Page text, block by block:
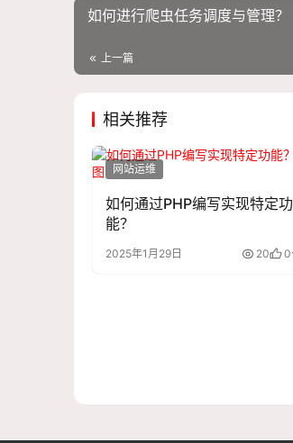
如何进行爬虫任务调度与管理？
上一篇
相关推荐
网站运维
如何通过PHP编写实现特定功
能？
2025年1月29日 20 0